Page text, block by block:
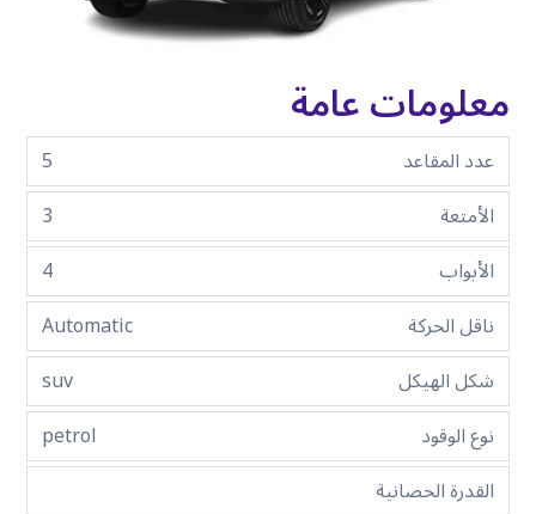
معلومات عامة
عدد المقاعد
5
الأمتعة
3
الأبواب
4
ناقل الحركة
Automatic
شكل الهيكل
suv
نوع الوقود
petrol
القدرة الحصانية